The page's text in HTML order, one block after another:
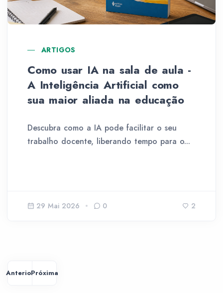
ARTIGOS
Como usar IA na sala de aula -
A Inteligência Artificial como
sua maior aliada na educação
Descubra como a IA pode facilitar o seu
trabalho docente, liberando tempo para o...
29 Mai 2026 0 2
AnteriorPróxima